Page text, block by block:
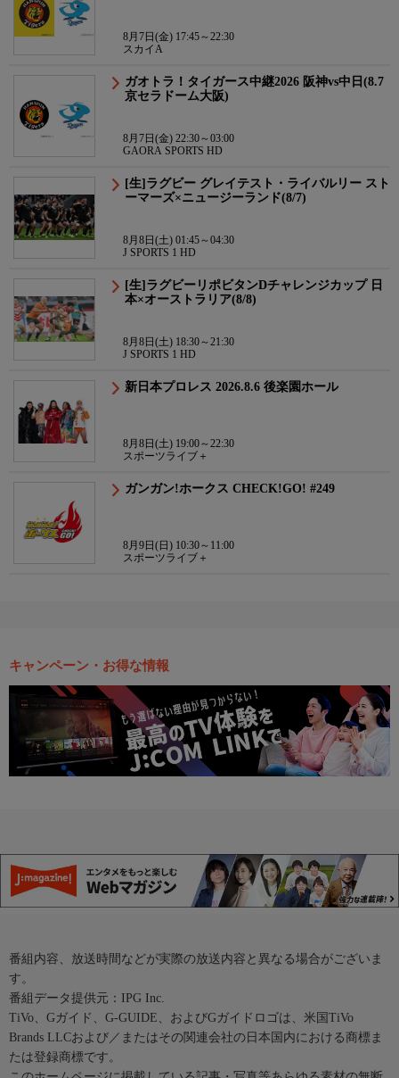
8月7日(金) 17:45～22:30
スカイA
ガオトラ！タイガース中継2026 阪神vs中日(8.7
京セラドーム大阪)
8月7日(金) 22:30～03:00
GAORA SPORTS HD
[生]ラグビー グレイテスト・ライバルリー スト
ーマーズ×ニュージーランド(8/7)
8月8日(土) 01:45～04:30
J SPORTS 1 HD
[生]ラグビーリポビタンDチャレンジカップ 日
本×オーストラリア(8/8)
8月8日(土) 18:30～21:30
J SPORTS 1 HD
新日本プロレス 2026.8.6 後楽園ホール
8月8日(土) 19:00～22:30
スポーツライブ＋
ガンガン!ホークス CHECK!GO! #249
8月9日(日) 10:30～11:00
スポーツライブ＋
キャンペーン・お得な情報
番組内容、放送時間などが実際の放送内容と異なる場合がございま
す。
番組データ提供元：IPG Inc.
TiVo、Gガイド、G-GUIDE、およびGガイドロゴは、米国TiVo
Brands LLCおよび／またはその関連会社の日本国内における商標ま
たは登録商標です。